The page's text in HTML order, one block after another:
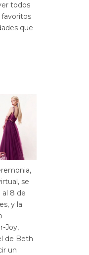
todos
que
se
al 8 de
y la
Joy,
de Beth
un